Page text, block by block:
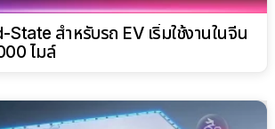
State สำหรับรถ EV เริ่มใช้งานในจีน
ไมล์